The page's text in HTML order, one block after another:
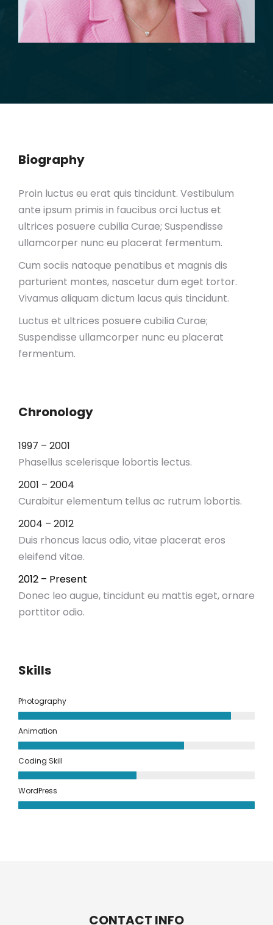
Biography
Proin luctus eu erat quis tincidunt. Vestibulum
ante ipsum primis in faucibus orci luctus et
ultrices posuere cubilia Curae; Suspendisse
ullamcorper nunc eu placerat fermentum.
Cum sociis natoque penatibus et magnis dis
parturient montes, nascetur dum eget tortor.
Vivamus aliquam dictum lacus quis tincidunt.
Luctus et ultrices posuere cubilia Curae;
Suspendisse ullamcorper nunc eu placerat
fermentum.
Chronology
1997 – 2001
Phasellus scelerisque lobortis lectus.
2001 – 2004
Curabitur elementum tellus ac rutrum lobortis.
2004 – 2012
Duis rhoncus lacus odio, vitae placerat eros
eleifend vitae.
2012 – Present
Donec leo augue, tincidunt eu mattis eget, ornare
porttitor odio.
Skills
Photography
Animation
Coding Skill
WordPress
CONTACT INFO